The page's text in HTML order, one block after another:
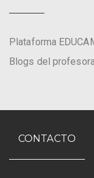
Plataforma
Blogs del
CONTACTO